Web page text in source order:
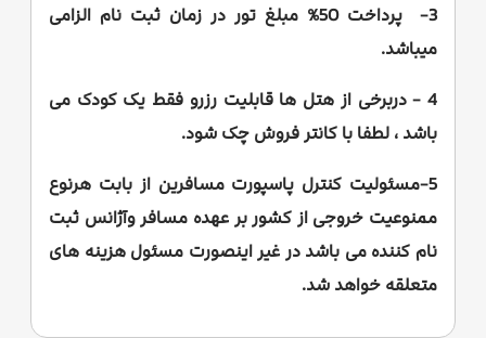
3- پرداخت 50% مبلغ تور در زمان ثبت نام الزامی
میباشد.
4 - دربرخی از هتل ها قابلیت رزرو فقط یک کودک می
باشد ، لطفا با کانتر فروش چک شود.
5-مسئولیت کنترل پاسپورت مسافرین از بابت هرنوع
ممنوعیت خروجی از کشور بر عهده مسافر وآژانس ثبت
نام کننده می باشد در غیر اینصورت مسئول هزینه های
متعلقه خواهد شد.